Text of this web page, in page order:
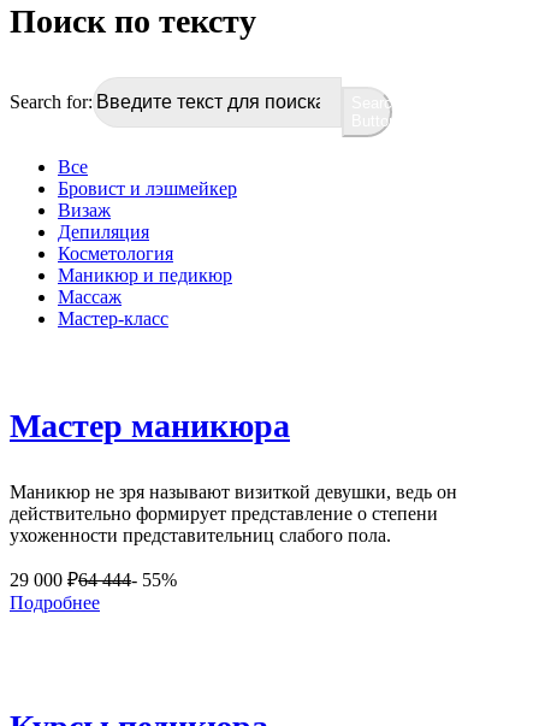
Поиск по тексту
Search for:
Search
Button
Все
Бровист и лэшмейкер
Визаж
Депиляция
Косметология
Маникюр и педикюр
Массаж
Мастер-класс
Мастер маникюра
Маникюр не зря называют визиткой девушки, ведь он
действительно формирует представление о степени
ухоженности представительниц слабого пола.
29 000 ₽64 444- 55%
Подробнее